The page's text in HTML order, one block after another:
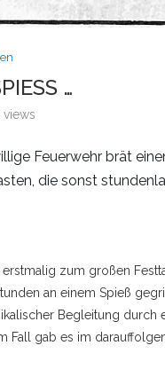
…
views
Feuerwehr brät
die sonst
zum großen
an einem Spieß
Begleitung durch
gab es im